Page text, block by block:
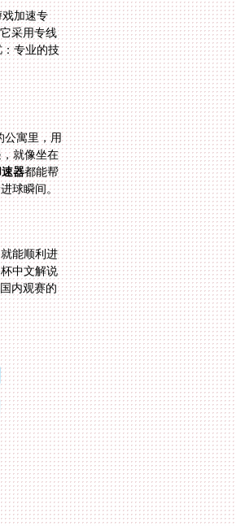
加速专
它采用专线
：专业的技
公寓里，用
就像坐在
器都能帮
球瞬间。
能顺利进
英国看世界杯中文解说
内观赛的